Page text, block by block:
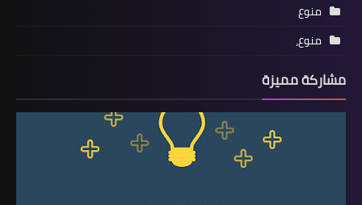
منوع
منوع،
مشاركة مميزة